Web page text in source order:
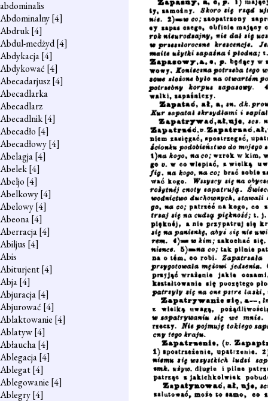
abdominalis
Abdominalny[4]
Abdruk[4]
Abdul-medżyd[4]
Abdykacja[4]
Abdykować [4]
Abecadarjusz[4]
Abecadlarka
Abecadlarz
Abecadlnik[4]
Abecadło [4]
Abecadłowy[4]
Abelagja[4]
Abelek[4]
Abeljo [4]
Abelkowy[4]
Abelowy[4]
Abeona[4]
Aberracja[4]
Abiljus [4]
Abis
Abiturjent[4]
Abja[4]
Abjuracja[4]
Abjurować [4]
Ablaktowanie [4]
Ablatyw[4]
Abłaucha[4]
Ablegacja[4]
Ablegat[4]
Ablegowanie [4]
Ablegry[4]